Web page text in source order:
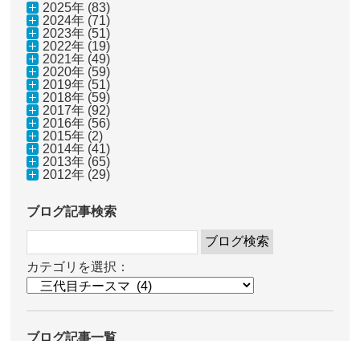
2025年 (83)
2024年 (71)
2023年 (51)
2022年 (19)
2021年 (49)
2020年 (59)
2019年 (51)
2018年 (59)
2017年 (92)
2016年 (56)
2015年 (2)
2014年 (41)
2013年 (65)
2012年 (29)
ブログ記事検索
カテゴリを選択：
ブログ記事一覧